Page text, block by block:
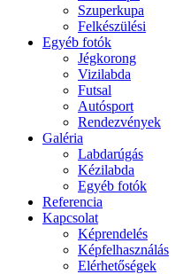
Szuperkupa
Felkészülési
Egyéb fotók
Jégkorong
Vizilabda
Futsal
Autósport
Rendezvények
Galéria
Labdarúgás
Kézilabda
Egyéb fotók
Referencia
Kapcsolat
Képrendelés
Képfelhasználás
Elérhetőségek